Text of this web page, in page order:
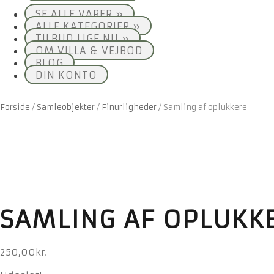
SE ALLE VARER »
ALLE KATEGORIER »
TILBUD LIGE NU »
OM VILLA & VEJBOD
BLOG
DIN KONTO
Forside / Samleobjekter/ Finurligheder/ Samling af oplukkere
SAMLING AF
250,00 kr.